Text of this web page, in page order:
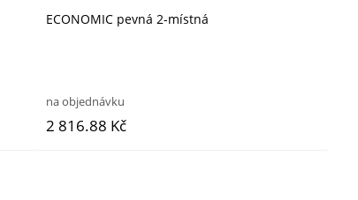
ECONOMIC pevná 2-místná
na objednávku
2 816.88 Kč